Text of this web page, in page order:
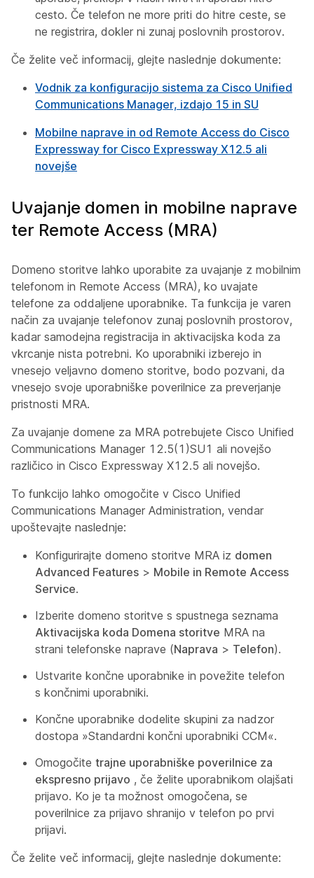
cesto. Če telefon ne more priti do hitre ceste, se
ne registrira, dokler ni zunaj poslovnih prostorov.
Če želite več informacij, glejte naslednje dokumente:
Vodnik za konfiguracijo sistema za Cisco Unified
Communications Manager, izdajo 15 in SU
Mobilne naprave in od Remote Access do Cisco
Expressway for Cisco Expressway X12.5 ali
novejše
Uvajanje domen in mobilne naprave
ter Remote Access (MRA)
Domeno storitve lahko uporabite za uvajanje z mobilnim
telefonom in Remote Access (MRA), ko uvajate
telefone za oddaljene uporabnike. Ta funkcija je varen
način za uvajanje telefonov zunaj poslovnih prostorov,
kadar samodejna registracija in aktivacijska koda za
vkrcanje nista potrebni. Ko uporabniki izberejo in
vnesejo veljavno domeno storitve, bodo pozvani, da
vnesejo svoje uporabniške poverilnice za preverjanje
pristnosti MRA.
Za uvajanje domene za MRA potrebujete Cisco Unified
Communications Manager 12.5(1)SU1 ali novejšo
različico in Cisco Expressway X12.5 ali novejšo.
To funkcijo lahko omogočite v Cisco Unified
Communications Manager Administration, vendar
upoštevajte naslednje:
Konfigurirajte domeno storitve MRA iz domen
Advanced Features > Mobile in Remote Access
Service.
Izberite domeno storitve s spustnega seznama
Aktivacijska koda Domena storitve MRA na
strani telefonske naprave (Naprava > Telefon).
Ustvarite končne uporabnike in povežite telefon
s končnimi uporabniki.
Končne uporabnike dodelite skupini za nadzor
dostopa »Standardni končni uporabniki CCM«.
Omogočite trajne uporabniške poverilnice za
ekspresno prijavo , če želite uporabnikom olajšati
prijavo. Ko je ta možnost omogočena, se
poverilnice za prijavo shranijo v telefon po prvi
prijavi.
Če želite več informacij, glejte naslednje dokumente: